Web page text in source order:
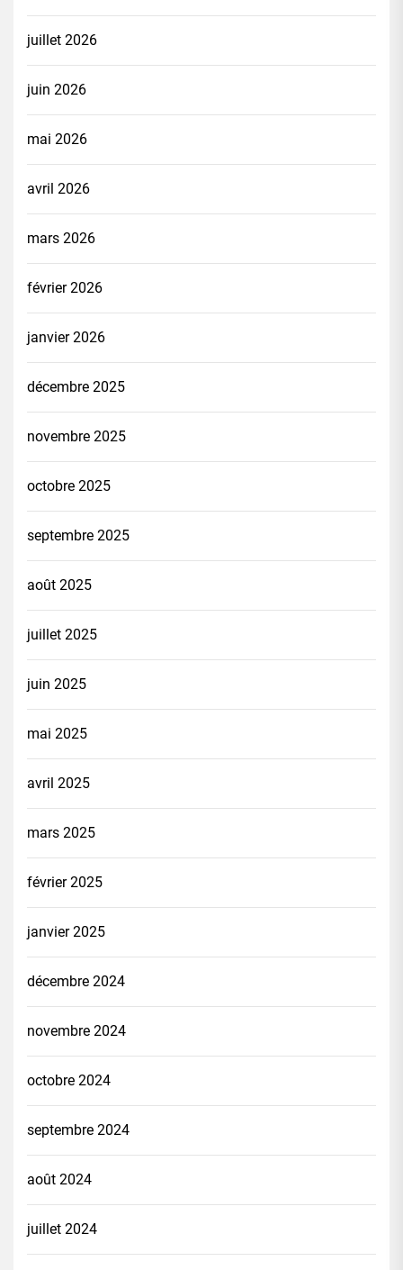
juillet 2026
juin 2026
mai 2026
avril 2026
mars 2026
février 2026
janvier 2026
décembre 2025
novembre 2025
octobre 2025
septembre 2025
août 2025
juillet 2025
juin 2025
mai 2025
avril 2025
mars 2025
février 2025
janvier 2025
décembre 2024
novembre 2024
octobre 2024
septembre 2024
août 2024
juillet 2024